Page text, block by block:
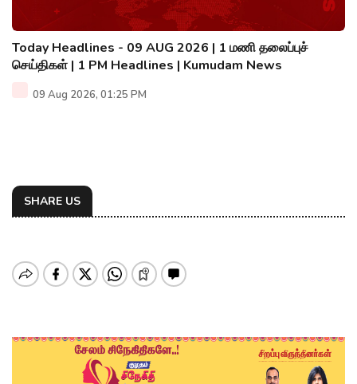
Today Headlines - 09 AUG 2026 | 1 மணி தலைப்புச்
செய்திகள் | 1 PM Headlines | Kumudam News
09 Aug 2026, 01:25 PM
SHARE US